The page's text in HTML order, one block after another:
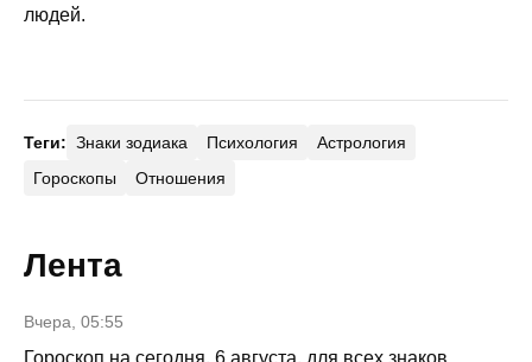
людей.
Теги: Знаки зодиака Психология
Астрология
Гороскопы
Отношения
Лента
Вчера, 05:55
Гороскоп на сегодня, 6 августа, для всех знаков